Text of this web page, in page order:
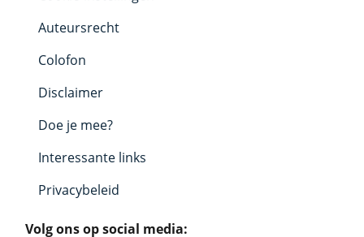
Auteursrecht
Colofon
Disclaimer
Doe je mee?
Interessante links
Privacybeleid
Volg ons op social media: